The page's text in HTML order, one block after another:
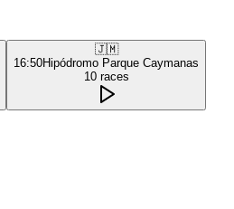
🇯🇲
16:50Hipódromo Parque Caymanas
10 races